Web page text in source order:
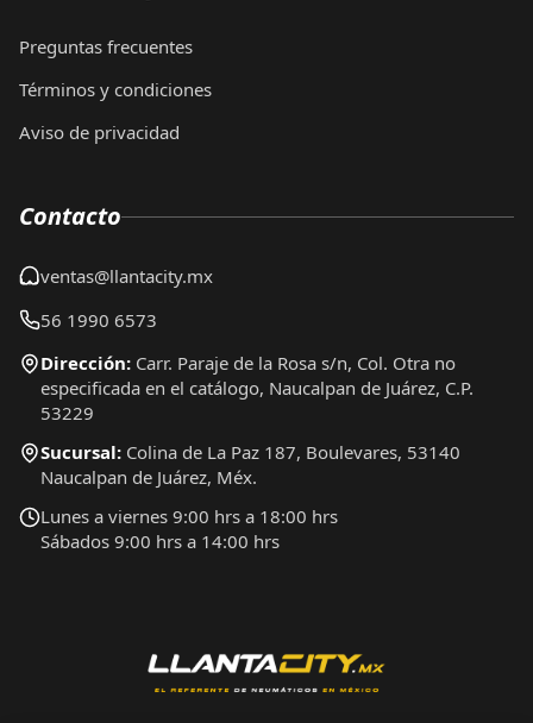
Preguntas frecuentes
Términos y condiciones
Aviso de privacidad
Contacto
ventas@llantacity.mx
56 1990 6573
Dirección: Carr. Paraje de la Rosa s/n, Col. Otra no
especificada en el catálogo, Naucalpan de Juárez, C.P.
53229
Sucursal: Colina de La Paz 187, Boulevares, 53140
Naucalpan de Juárez, Méx.
Lunes a viernes 9:00 hrs a 18:00 hrs
Sábados 9:00 hrs a 14:00 hrs